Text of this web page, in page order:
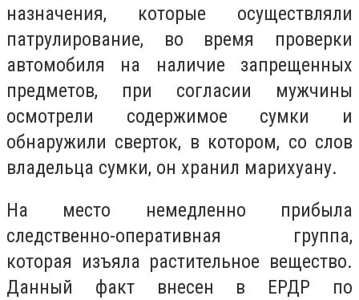
назначения, которые осуществляли
патрулирование, во время проверки
автомобиля на наличие запрещенных
предметов, при согласии мужчины
осмотрели содержимое сумки и
обнаружили сверток, в котором, со слов
владельца сумки, он хранил марихуану.
На место немедленно прибыла
следственно-оперативная группа,
которая изъяла растительное вещество.
Данный факт внесен в ЕРДР по